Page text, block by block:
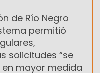
de Río Negro
permitió
solicitudes “se
mayor medida